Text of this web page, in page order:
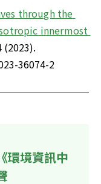
through the
innermost
(2023).
36074-2
環境資訊中